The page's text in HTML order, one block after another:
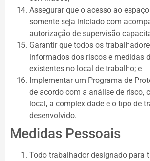
Assegurar que o acesso ao
somente seja iniciado com
autorização de supervisão
Garantir que todos os
informados dos riscos e medidas
existentes no local de trabalho; e
Implementar um Programa de
de acordo com a análise de risco,
local, a complexidade e o tipo de
desenvolvido.
Medidas Pessoais
Todo trabalhador designado para